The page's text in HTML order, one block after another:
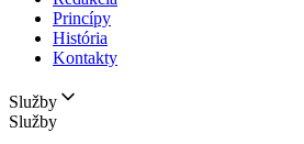
Princípy
História
Kontakty
Služby
Služby